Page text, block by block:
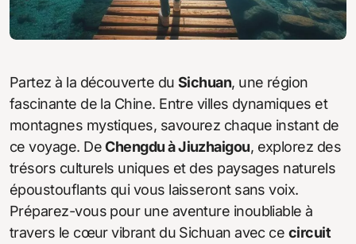
Partez à la découverte du Sichuan, une région
fascinante de la Chine. Entre villes dynamiques et
montagnes mystiques, savourez chaque instant de
ce voyage. DeChengdu à Jiuzhaigou, explorez des
trésors culturels uniques et des paysages naturels
époustouflants qui vous laisseront sans voix.
Préparez-vous pour une aventure inoubliable à
travers le cœur vibrant du Sichuan avec ce circuit